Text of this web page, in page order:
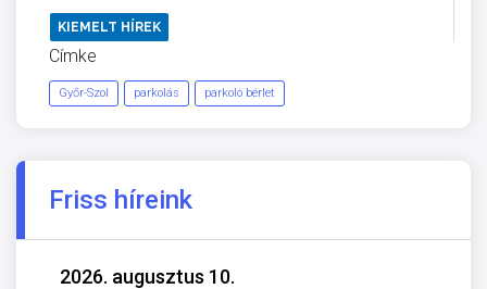
KIEMELT HÍREK
Címke
Győr-Szol parkolás parkoló bérlet
Friss híreink
2026. augusztus 10.